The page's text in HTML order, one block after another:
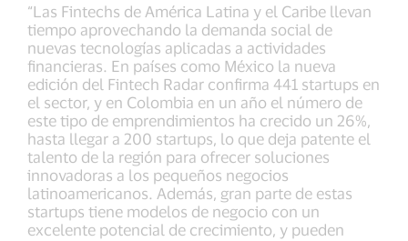
“Las Fintechs de América Latina y el Caribe llevan
tiempo aprovechando la demanda social de
nuevas tecnologías aplicadas a actividades
financieras. En países como México la nueva
edición del Fintech Radar confirma 441 startups en
el sector, y en Colombia en un año el número de
este tipo de emprendimientos ha crecido un 26%,
hasta llegar a 200 startups, lo que deja patente el
talento de la región para ofrecer soluciones
innovadoras a los pequeños negocios
latinoamericanos. Además, gran parte de estas
startups tiene modelos de negocio con un
excelente potencial de crecimiento, y pueden